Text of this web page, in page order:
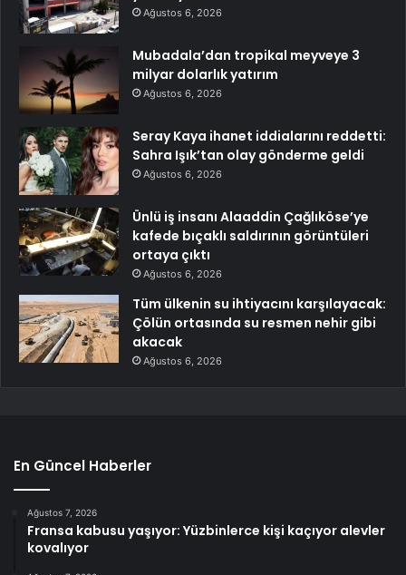
Ağustos 6, 2026
Mubadala’dan tropikal meyveye 3
milyar dolarlık yatırım
Ağustos 6, 2026
Seray Kaya ihanet iddialarını reddetti:
Sahra Işık’tan olay gönderme geldi
Ağustos 6, 2026
Ünlü iş insanı Alaaddin Çağlıköse’ye
kafede bıçaklı saldırının görüntüleri
ortaya çıktı
Ağustos 6, 2026
Tüm ülkenin su ihtiyacını karşılayacak:
Çölün ortasında su resmen nehir gibi
akacak
Ağustos 6, 2026
En Güncel Haberler
Ağustos 7, 2026
Fransa kabusu yaşıyor: Yüzbinlerce kişi kaçıyor alevler
kovalıyor